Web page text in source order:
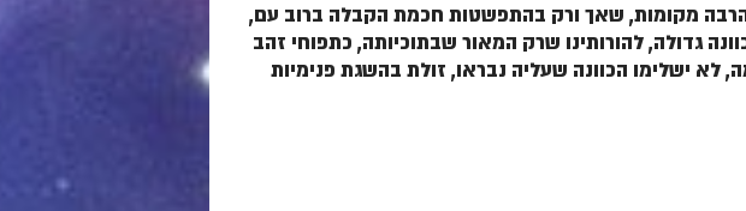
מקומות, שאך ורק בהתפשטות חכמת הקבלה ברוב עם,
גדולה, להורותינו שרק המאור שבתוכיותה, כתפוחי זהב
לא ישלימו הכוונה שעליה נבראו, זולת בהשגת פנימיות